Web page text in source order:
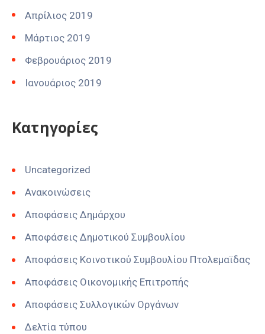
Απρίλιος 2019
Μάρτιος 2019
Φεβρουάριος 2019
Ιανουάριος 2019
Kατηγορίες
Uncategorized
Ανακοινώσεις
Αποφάσεις Δημάρχου
Αποφάσεις Δημοτικού Συμβουλίου
Αποφάσεις Κοινοτικού Συμβουλίου Πτολεμαϊδας
Αποφάσεις Οικονομικής Επιτροπής
Αποφάσεις Συλλογικών Οργάνων
Δελτία τύπου